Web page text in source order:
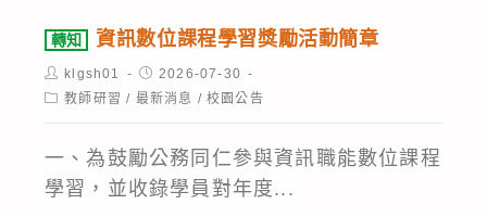
1
場)』」，
惠
予
公
程-
系
列
I
初
級
講
座
之
動
簡
章
團
人
中
華
民
轉知 資訊數位課程學習獎勵活動簡章
Post
author:
klgsh01
Post
published:
2026-07-30
Post教師研習 / 最新消息 / 校園公告
一、為鼓勵公務同仁參與資訊職能數位課程
學習，並收錄學員對年度...